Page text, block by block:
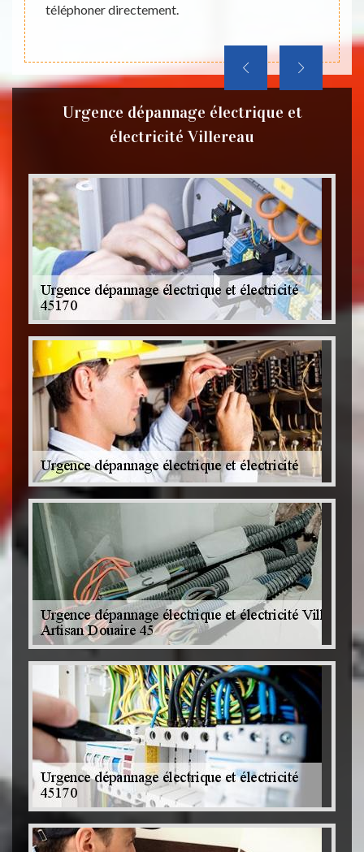
téléphoner directement.
Urgence dépannage électrique et
électricité Villereau